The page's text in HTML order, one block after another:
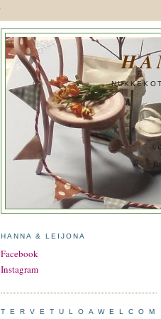
HANNA & LEIJONA
Facebook
Instagram
T E R V E T U L O A W E L C O M